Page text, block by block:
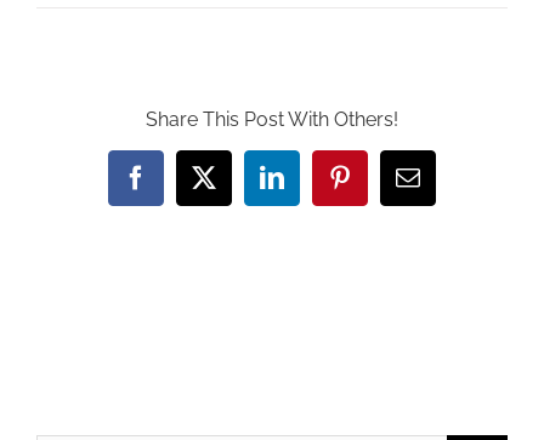
Share This Post With Others!
Facebook
X LinkedInPinterestEmail